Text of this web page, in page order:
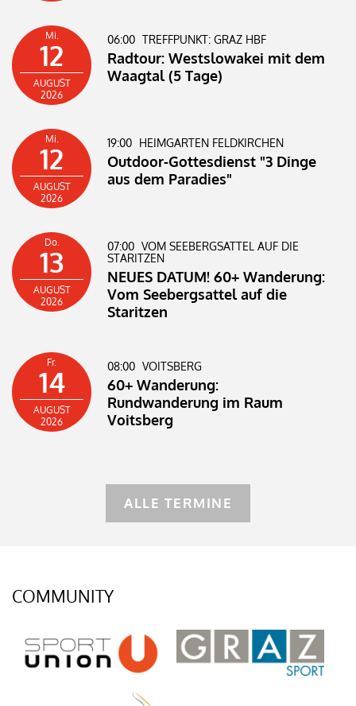
Mi.
12
AUGUST
2026
06:00 TREFFPUNKT: GRAZ HBF
Radtour: Westslowakei mit dem
Waagtal (5 Tage)
Mi.
12
AUGUST
2026
19:00 HEIMGARTEN FELDKIRCHEN
Outdoor-Gottesdienst "3 Dinge
aus dem Paradies"
Do.
13
AUGUST
2026
07:00 VOM SEEBERGSATTEL AUF DIE
STARITZEN
NEUES DATUM! 60+ Wanderung:
Vom Seebergsattel auf die
Staritzen
Fr.
14
AUGUST
2026
08:00 VOITSBERG
60+ Wanderung:
Rundwanderung im Raum
Voitsberg
ALLE TERMINE
COMMUNITY